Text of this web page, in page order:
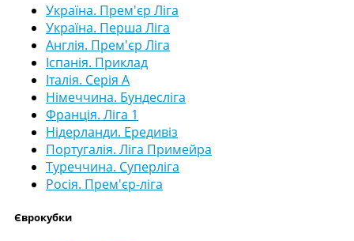
Україна. Прем'єр Ліга
Україна. Перша Ліга
Англія. Прем'єр Ліга
Іспанія. Приклад
Італія. Серія А
Німеччина. Бундесліга
Франція. Ліга 1
Нідерланди. Ередивіз
Португалія. Ліга Примейра
Туреччина. Суперліга
Росія. Прем'єр-ліга
Єврокубки